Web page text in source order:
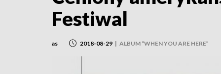
Festiwal
as 2018-08-29 | ALBUM “WHEN YOU ARE HERE”